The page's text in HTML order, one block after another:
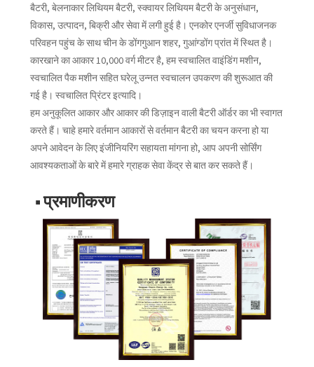
बैटरी, बेलनाकार लिथियम बैटरी, स्क्वायर लिथियम बैटरी के अनुसंधान,
विकास, उत्पादन, बिक्री और सेवा में लगी हुई है। एनकोर एनर्जी सुविधाजनक
परिवहन पहुंच के साथ चीन के डोंगगुआन शहर, गुआंग्डोंग प्रांत में स्थित है।
कारखाने का आकार 10,000 वर्ग मीटर है, हम स्वचालित वाइंडिंग मशीन,
स्वचालित पैक मशीन सहित घरेलू उन्नत स्वचालन उपकरण की शुरूआत की
गई है। स्वचालित प्रिंटर इत्यादि।
हम अनुकूलित आकार और आकार की डिज़ाइन वाली बैटरी ऑर्डर का भी स्वागत
करते हैं। चाहे हमारे वर्तमान आकारों से वर्तमान बैटरी का चयन करना हो या
अपने आवेदन के लिए इंजीनियरिंग सहायता मांगना हो, आप अपनी सोर्सिंग
आवश्यकताओं के बारे में हमारे ग्राहक सेवा केंद्र से बात कर सकते हैं।
■ प्रमाणीकरण